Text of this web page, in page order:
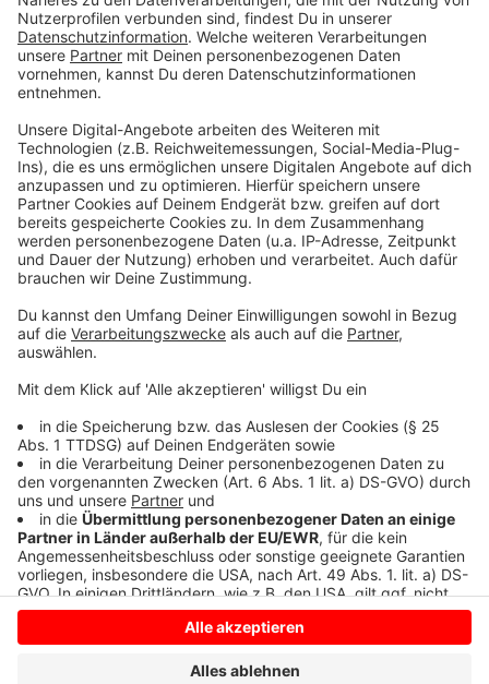
eine Beweissicherungs- und Festnahmeeinheit im
Einsatz. Zwei der gesuchten Männer wurden
festgenommen und noch ein weiterer Verdächtiger,
der mutmaßlich ebenfalls an der Tat beteiligt war. Die
werden. Außerdem wurden vier weitere Personen in
Gewahrsam genommen. Bei den Durchsuchungen in
Bocholt stellten die Beamten Bargeld, ein Auto und
umfangreiche Beweismittel sicher. Die müssen jetzt
noch ausgwertet werden. Die Ermittlungen zu den
Hintergründen der Tat dauern an, heißt es von Polizei
Anzeige
Anzeige